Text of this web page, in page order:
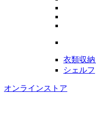
衣類収
シェルフ
オンラインストア